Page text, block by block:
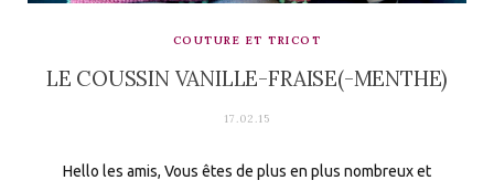
COUTURE ET TRICOT
LE COUSSIN VANILLE-FRAISE(-MENTHE)
17.02.15
Hello les amis, Vous êtes de plus en plus nombreux et